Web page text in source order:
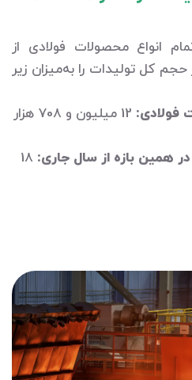
انواع محصولات فولادی از
حجم کل تولیدات را به‌میزان زیر
فولادی:
12 میلیون و 708 هزار
همین بازه از سال جاری: 18